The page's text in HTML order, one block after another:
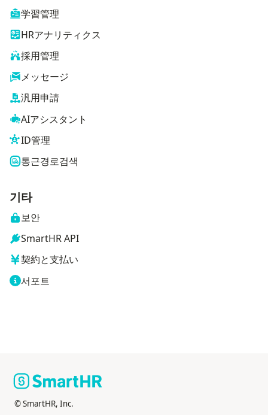
学習管理
HRアナリティクス
採用管理
メッセージ
汎用申請
AIアシスタント
ID管理
통근경로검색
기타
보안
SmartHR API
契約と支払い
서포트
© SmartHR, Inc.